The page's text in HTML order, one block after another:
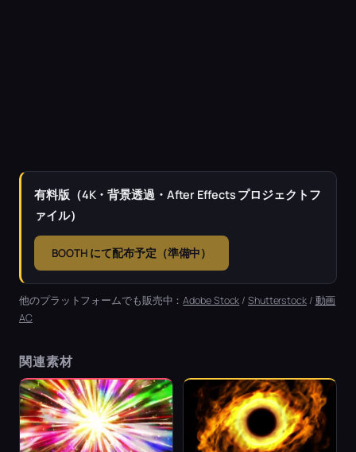
有料版（4K・背景透過・After Effects プロジェクトフ
ァイル）
BOOTH にて配布予定（準備中）
他のプラットフォームでも販売中：Adobe Stock /Shutterstock/ 動画
AC
関連素材